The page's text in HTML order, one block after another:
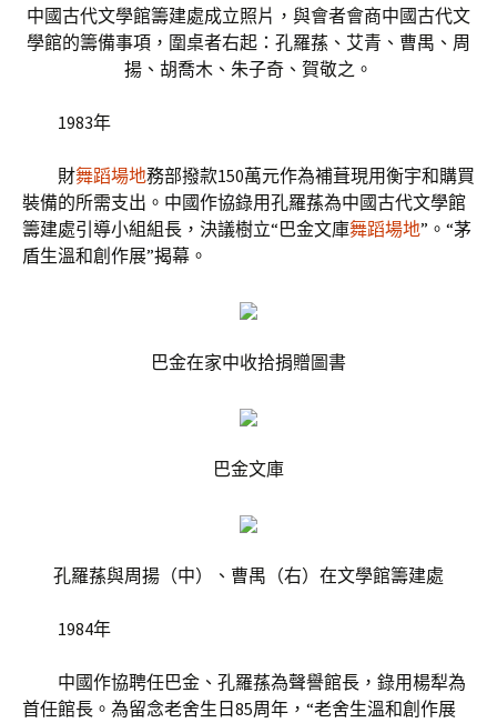
中國古代文學館籌建處成立照片，與會者會商中國古代文
學館的籌備事項，圍桌者右起：孔羅蓀、艾青、曹禺、周
揚、胡喬木、朱子奇、賀敬之。
1983年
財舞蹈場地務部撥款150萬元作為補葺現用衡宇和購買
裝備的所需支出。中國作協錄用孔羅蓀為中國古代文學館
籌建處引導小組組長，決議樹立“巴金文庫舞蹈場地”。“茅
盾生溫和創作展”揭幕。
巴金在家中收拾捐贈圖書
巴金文庫
孔羅蓀與周揚（中）、曹禺（右）在文學館籌建處
1984年
中國作協聘任巴金、孔羅蓀為聲譽館長，錄用楊犁為
首任館長。為留念老舍生日85周年，“老舍生溫和創作展